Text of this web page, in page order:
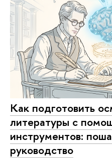
Как подготовить
литературы с
инструментов:
руководство